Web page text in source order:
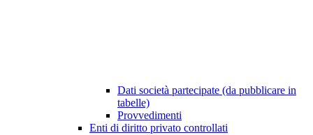
Dati società partecipate (da pubblicare in
tabelle)
Provvedimenti
Enti di diritto privato controllati